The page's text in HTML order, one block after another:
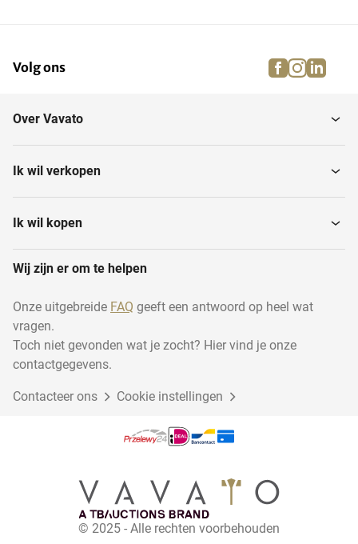
Volg ons facebook
Over Vavato
Ik wil verkopen
Ik wil kopen
Wij zijn er om te helpen
Onze uitgebreide FAQ geeft een antwoord op heel wat
vragen.
Toch niet gevonden wat je zocht? Hier vind je onze
contactgegevens.
Contacteer ons Cookie instellingen
© 2025 - Alle rechten voorbehouden